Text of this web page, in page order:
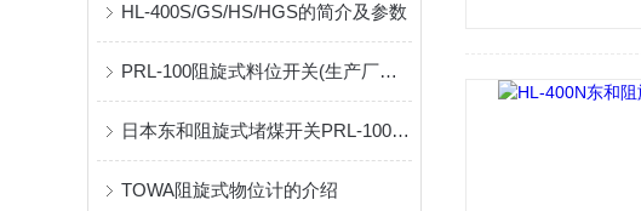
HL-400S/GS/HS/HGS的简介及参数
PRL-100阻旋式料位开关(生产厂家:日本东和TOWASEIDEN)
日本东和阻旋式堵煤开关PRL-100在输煤系统中的应用
TOWA阻旋式物位计的介绍